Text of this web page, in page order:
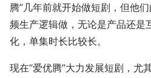
腾”几年前就开始做短剧，但他
频生产逻辑做，无论是产品还是
化，单集时长比较长。
现在“爱优腾”大力发展短剧，尤